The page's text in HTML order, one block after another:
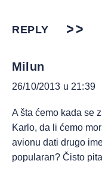
REPLY
Milun
26/10/2013 u 21:39
A šta ćemo kada se
Karlo, da li ćemo
avionu dati drugo
popularan? Čisto